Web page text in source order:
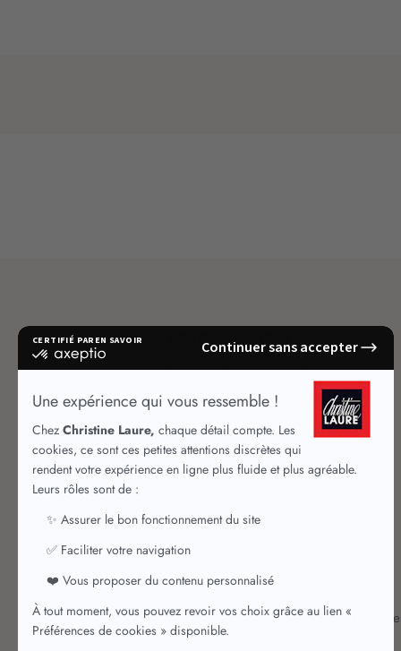
MES COMMANDES
Suivi de commande
Retour, échange et remboursement
Délais et frais de livraison
Vêtements pour